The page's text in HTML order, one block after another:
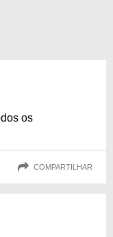
os
COMPARTILHAR